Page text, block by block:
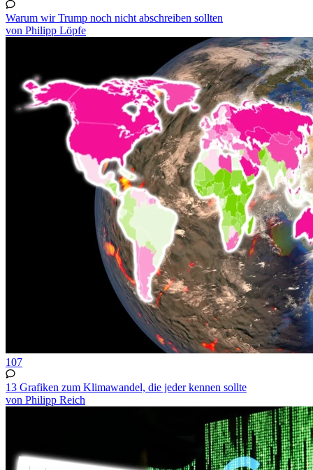
Warum wir Trump noch nicht abschreiben sollten
von Philipp Löpfe
107
13 Grafiken zum Klimawandel, die jeder kennen sollte
von Philipp Reich